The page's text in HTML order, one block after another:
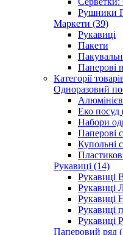
Рушники
Маркети (39)
Рукавиці
Пакети
Паперові
Категорії
Одноразовий
Еко посуд
Набори
Паперові
Купольні
Рукавиці (14)
Рукавиці
Рукавиці
Рукавиці
Рукавиці
Рукавиці
Паперовий ряд